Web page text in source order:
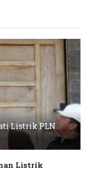
Listrik PLN
Listrik